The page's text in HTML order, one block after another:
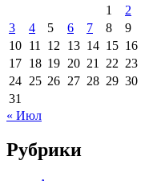
1
2
3
4 5 6 7 8
9
10 11 12 13 14 15 16
17 18 19 20 21 22 23
24 25 26 27 28 29 30
31
« Июл
Рубрики